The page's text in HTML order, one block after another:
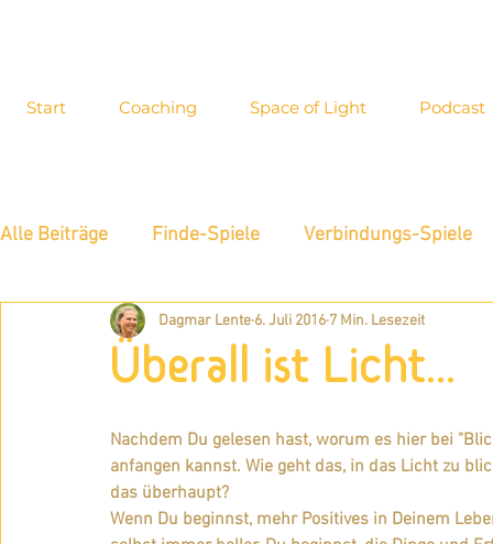
Start Coaching Space of Light Podcast
Alle Beiträge Finde-Spiele Verbindungs-Spiele
Energiewahrnehmung Interview
Herzperspektive Glastonbury
Überall ist Licht...
Dagmar Lente 6. Juli 2016 7 Min. Lesezeit
Nachdem Du gelesen hast, worum es hier bei
anfangen kannst. Wie geht das, in das Licht zu
das überhaupt?
Wenn Du beginnst, mehr Positives in Deinem